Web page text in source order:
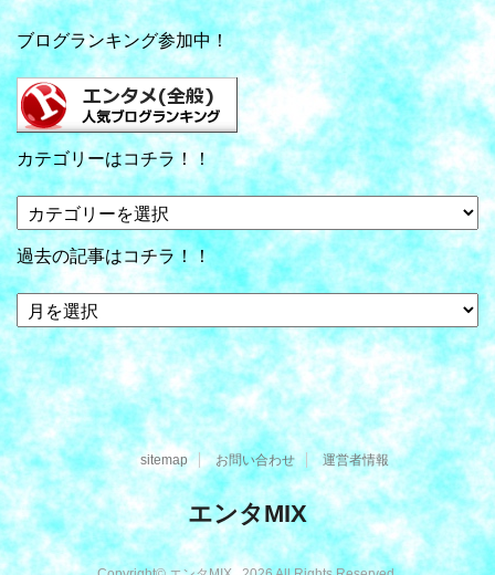
ブログランキング参加中！
カテゴリーはコチラ！！
カ
テ
ゴ
リ
ー
は
コ
チ
ラ！！
過去の記事はコチラ！！
過
去
の
記
事
は
コ
チ
ラ！！
sitemap お問い合わせ 運営者情報
エンタMIX